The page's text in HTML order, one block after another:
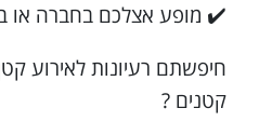
✔️ מופע אצלכם בחברה או
חיפשתם רעיונות לאירוע
קטנים ?